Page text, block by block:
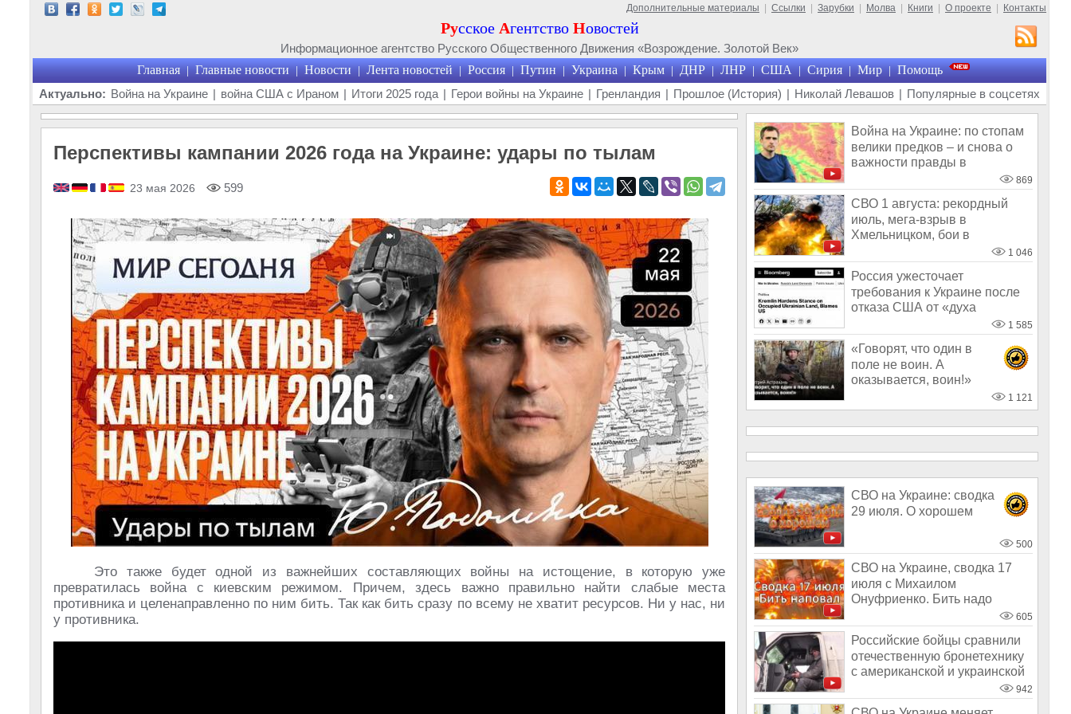
Дополнительные материалы Ссылки Зарубки Молва Книги О проекте Контакты
Русское Агентство Новостей
Информационное агентство Русского Общественного Движения «Возрождение. Золотой Век»
Главная | Главные новости | Новости | Лента новостей | Россия | Путин | Украина | Крым | ДНР | ЛНР | США | Сирия | Мир | Помощь
Актуально: Война на Украине | война США с Ираном | Итоги 2025 года | Герои войны на Украине | Гренландия | Прошлое (История) | Николай Левашов | Популярные в соцсетях
Перспективы кампании 2026 года на Украине: удары по тылам
23 мая 2026 599
Это также будет одной из важнейших составляющих войны на истощение, в которую уже
превратилась война с киевским режимом. Причем, здесь важно правильно найти слабые места
противника и целенаправленно по ним бить. Так как бить сразу по всему не хватит ресурсов. Ни у нас, ни
у противника.
Война на Украине: по стопам
велики предков – и снова о
важности правды в
869
СВО 1 августа: рекордный
июль, мега-взрыв в
Хмельницком, бои в
1 046
Россия ужесточает
требования к Украине после
отказа США от «духа
1 585
«Говорят, что один в
поле не воин. А
оказывается, воин!»
1 121
СВО на Украине: сводка
29 июля. О хорошем
500
СВО на Украине, сводка 17
июля с Михаилом
Онуфриенко. Бить надо
605
Российские бойцы сравнили
отечественную бронетехнику
с американской и украинской
942